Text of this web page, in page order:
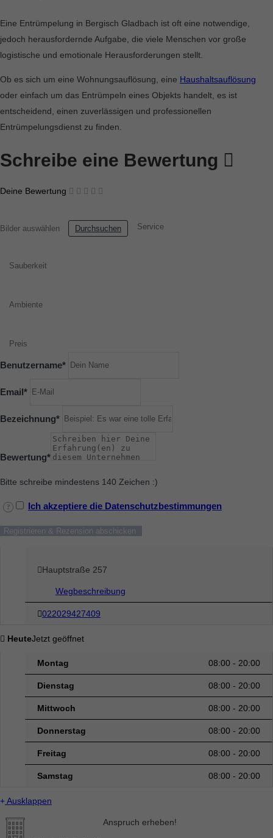
Eine Entrümpelung in Bergisch Gladbach ist oft eine notwendige,
jedoch herausfordernde Aufgabe, die viele Menschen vor große
logistische und emotionale Herausforderungen stellt.
Ob es sich um eine Wohnungsauflösung, eine Haushaltsauflösung
oder einfach um das Entrümpeln eines Objekts handelt, es ist
entscheidend, einen zuverlässigen und professionellen
Entrümpelungsdienst zu finden.
Schreibe eine Bewertung
Deine Bewertung
Bilder auswählen Durchsuchen Service
Sauberkeit
Ambiente
Preis
Benutzername*
Email*
Bezeichnung*
Bewertung*
Bitte schreibe mindestens 140 Zeichen :)
Ich akzeptiere die Datenschutzbestimmungen
Hauptstraße 257
Wegbeschreibung
022029427409
HeuteJetzt geöffnet
Montag 08:00 - 20:00
Dienstag 08:00 - 20:00
Mittwoch 08:00 - 20:00
Donnerstag 08:00 - 20:00
Freitag 08:00 - 20:00
Samstag 08:00 - 20:00
Ausklappen
Anspruch erheben!